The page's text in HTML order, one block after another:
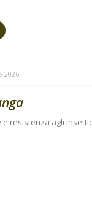
2026
resistenza agli